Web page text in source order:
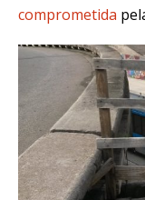
comprometida